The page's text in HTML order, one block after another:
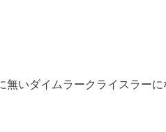
いダイムラークライスラー